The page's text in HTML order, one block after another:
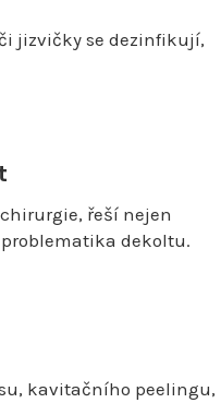
jizvičky se dezinfikují,
řeší nejen
dekoltu.
kavitačního peelingu,